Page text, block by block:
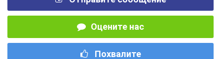
Оцените нас
Похвалите